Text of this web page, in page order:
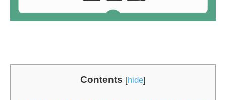
Contents [hide]